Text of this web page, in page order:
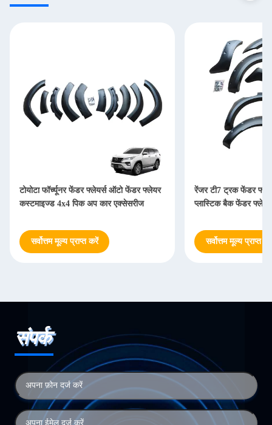
टोयोटा फॉर्च्यूनर फेंडर फ्लेयर्स ऑटो फेंडर फ्लेयर
कस्टमाइज्ड 4x4 पिक अप कार एक्सेसरीज
सर्वोत्तम मूल्य प्राप्त करें
रेंजर टी7 ट्रक फेंडर
प्लास्टिक बैक फेंडर
सर्वोत्तम मूल्य प्राप्त
संपर्क